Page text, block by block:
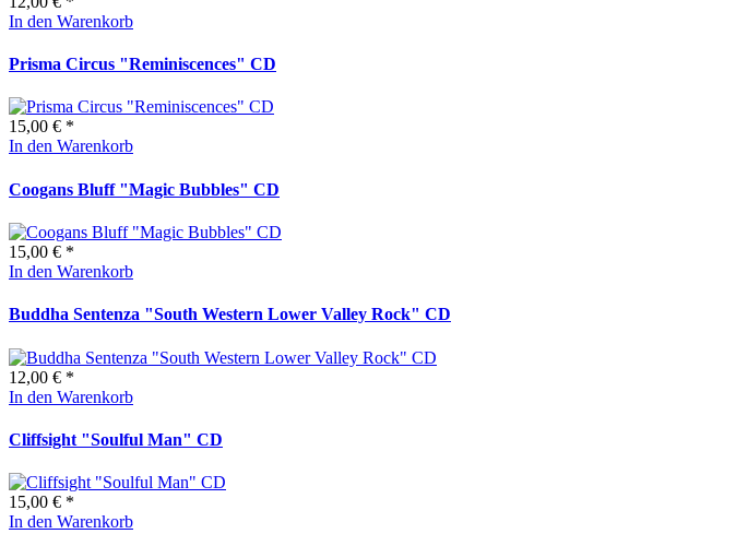
In den Warenkorb
Prisma Circus "Reminiscences" CD
15,00 € *
In den Warenkorb
Coogans Bluff "Magic Bubbles" CD
15,00 € *
In den Warenkorb
Buddha Sentenza "South Western Lower Valley Rock" CD
12,00 € *
In den Warenkorb
Cliffsight "Soulful Man" CD
15,00 € *
In den Warenkorb